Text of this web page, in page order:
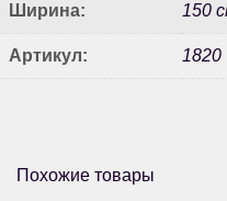
Ширина: 150
Артикул: 1820
Похожие товары